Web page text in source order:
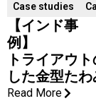
Case studies
【インド事
トライアウ
した金型た
Read More